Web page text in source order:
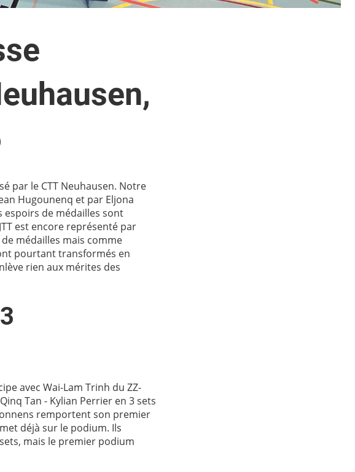
par le CTT Neuhausen. Notre
Hugounenq et par Eljona
espoirs de médailles sont
est encore représenté par
médailles mais comme
pourtant transformés en
rien aux mérites des
avec Wai-Lam Trinh du ZZ-
Tan - Kylian Perrier en 3 sets
remportent son premier
déjà sur le podium. Ils
mais le premier podium